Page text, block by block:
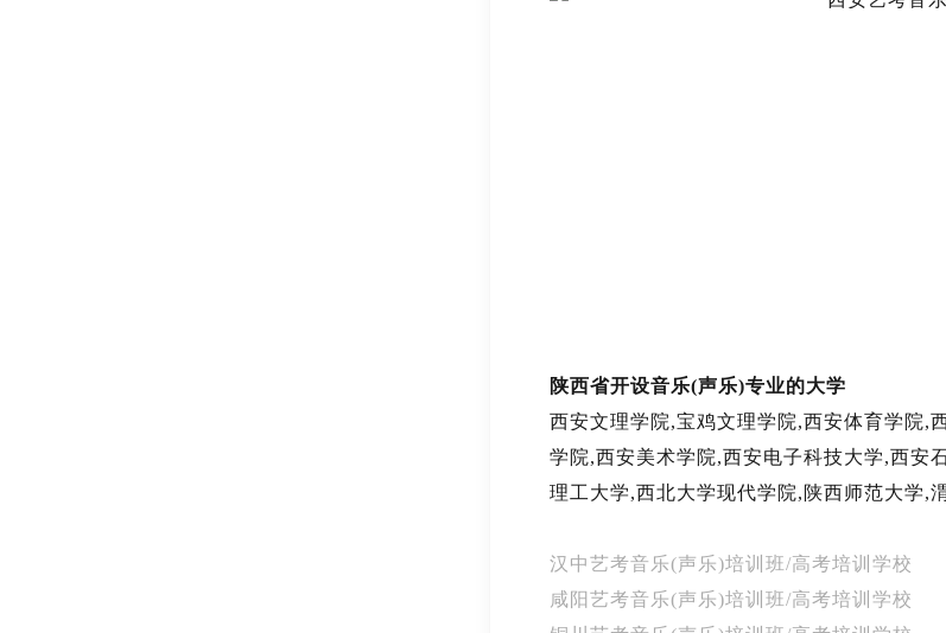
陕西省开设音乐(声乐)专业的大学
西安文理学院,宝鸡文理学院,西安体育学院,
学院,西安美术学院,西安电子科技大学,西安
理工大学,西北大学现代学院,陕西师范大学,
汉中艺考音乐(声乐)培训班/高考培训学校
咸阳艺考音乐(声乐)培训班/高考培训学校